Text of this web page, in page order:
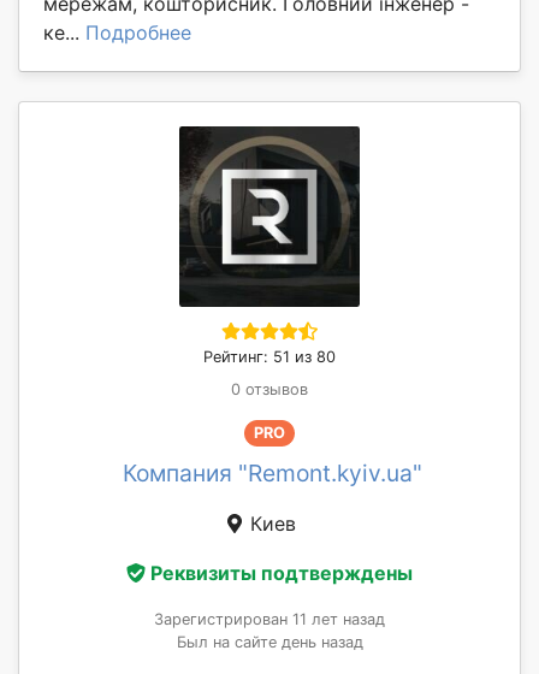
ке... Подробнее
Рейтинг: 51 из 80
0 отзывов
PRO
Компания "Remont.kyiv.ua"
Киев
Реквизиты подтверждены
Зарегистрирован 11 лет назад
Был на сайте день назад